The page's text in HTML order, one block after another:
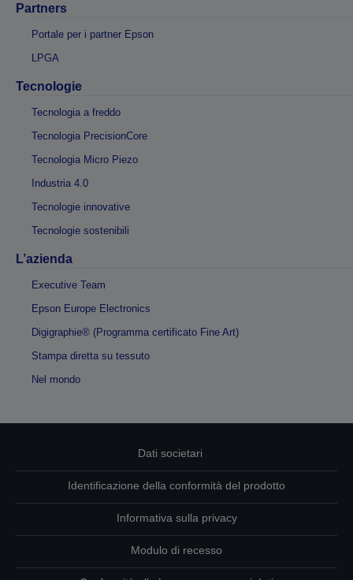
Partners
Portale per i partner Epson
LPGA
Tecnologie
Tecnologia a freddo
Tecnologia PrecisionCore
Tecnologia Micro Piezo
Industria 4.0
Tecnologie innovative
Tecnologie sostenibili
L’azienda
Executive Team
Epson Europe Electronics
Digigraphie® (Programma certificato Fine Art)
Stampa diretta su tessuto
Nel mondo
Dati societari
Identificazione della conformità del prodotto
Informativa sulla privacy
Modulo di recesso